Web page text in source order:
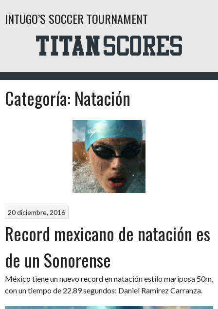
INTUGO’S SOCCER TOURNAMENT
Categoría: Natación
20 diciembre, 2016
Record mexicano de natación es
de un Sonorense
México tiene un nuevo record en natación estilo mariposa 50m,
con un tiempo de 22.89 segundos: Daniel Ramirez Carranza.